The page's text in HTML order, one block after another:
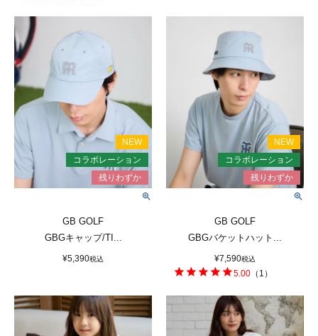
GB GOLF
GBGキャップ/TI...
¥5,390税込
GB GOLF
GBGバケットハット...
¥7,590税込
5.00 （ 1 ）